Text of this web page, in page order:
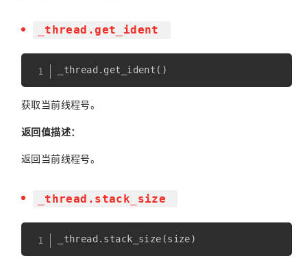
_thread.get_ident
_thread . get_ident ( )
获取当前线程号。
返回值描述：
返回当前线程号。
_thread.stack_size
_thread . stack_size (size)